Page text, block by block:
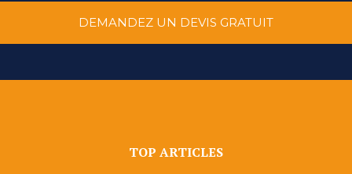
DEMANDEZ UN DEVIS GRATUIT
TOP ARTICLES